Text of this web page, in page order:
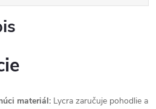
materiál: Lycra zaručuje pohodlie a